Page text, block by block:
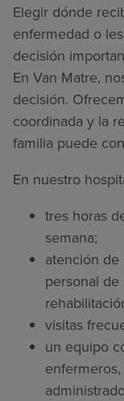
Elegir dónde
enfermedad o
decisión
En Van Matre,
decisión.
coordinada y la
familia puede
En nuestro
tres horas
semana;
atención
personal
visitas
un equipo